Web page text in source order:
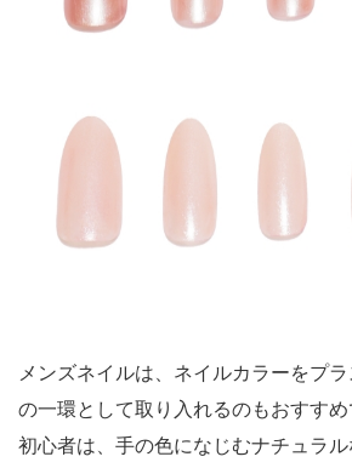
メンズネイルは、ネイルカラーをプ
の一環として取り入れるのもおすす
初心者は、手の色になじむナチュラ